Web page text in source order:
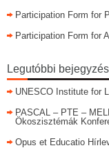
Participation Form for
Participation Form for
Legutóbbi
UNESCO Institute for
PASCAL – PTE –
Ökoszisztémák
Opus et Educatio